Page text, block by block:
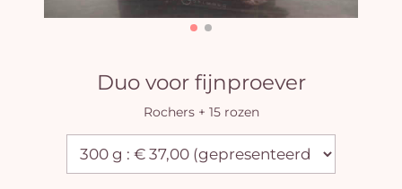
Duo voor fijnproever
Rochers + 15 rozen